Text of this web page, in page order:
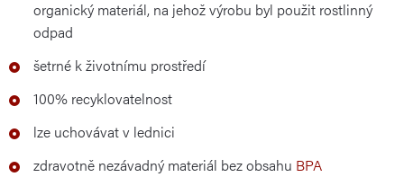
organický materiál, na jehož výrobu byl použit rostlinný
odpad
šetrné k životnímu prostředí
100% recyklovatelnost
lze uchovávat v lednici
zdravotně nezávadný materiál bez obsahu BPA